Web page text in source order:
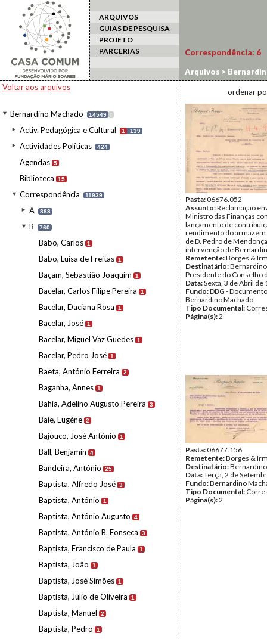
ARQUIVOS
GUIAS DE PESQUISA
PROJETO
PARCERIAS
Voltar aos arquivos
Bernardino Machado 14549 I
Activ. Pedagógica e Cultural 1 139
Actividades Políticas 424
Agendas 5
Biblioteca 15
Correspondência 11939
A 888
B 760
Babo, Carlos 1
Babo, Luísa de Freitas 1
Baçam, Sebastião Joaquim 1
Bacelar, Carlos Filipe Pereira 1
Bacelar, Daciana Rosa 1
Bacelar, José 1
Bacelar, Miguel Vaz Guedes 1
Bacelar, Pedro José 1
Baeta, António Ferreira 2
Baganha, Annes 1
Bahia, Adelino Augusto Pereira 3
Baie, Eugéne 2
Bajouco, José António 1
Ball, Benjamin 4
Bandeira, António 25
Baptista, Alfredo José 3
Baptista, António 1
Baptista, António Augusto 4
Baptista, António B. Fonseca 3
Baptista, Francisco de Paula 1
Baptista, João 1
Baptista, José Simões 1
Baptista, Júlio de Oliveira 1
Baptista, Manuel 2
Baptista, Pedro 1
Correspondência: 6
Arquivos >
ordenar
Pasta:06676.052
Assunto:Reclamação
Ministro das Finanças
lançamento de
rendimento do armazém
de D. Pedro de
intervenção de
Remetente:Borges &
Destinatário:
Presidente do Conselho
Data:Sexta, 3 de Abril de
Fundo:DBG -
Bernardino Machado
Tipo Documental:
Página(s):2
Pasta:06677.156
Remetente:Borges &
Destinatário:
Data:Terça, 2 de
Fundo:Bernardino
Tipo Documental:
Página(s):2